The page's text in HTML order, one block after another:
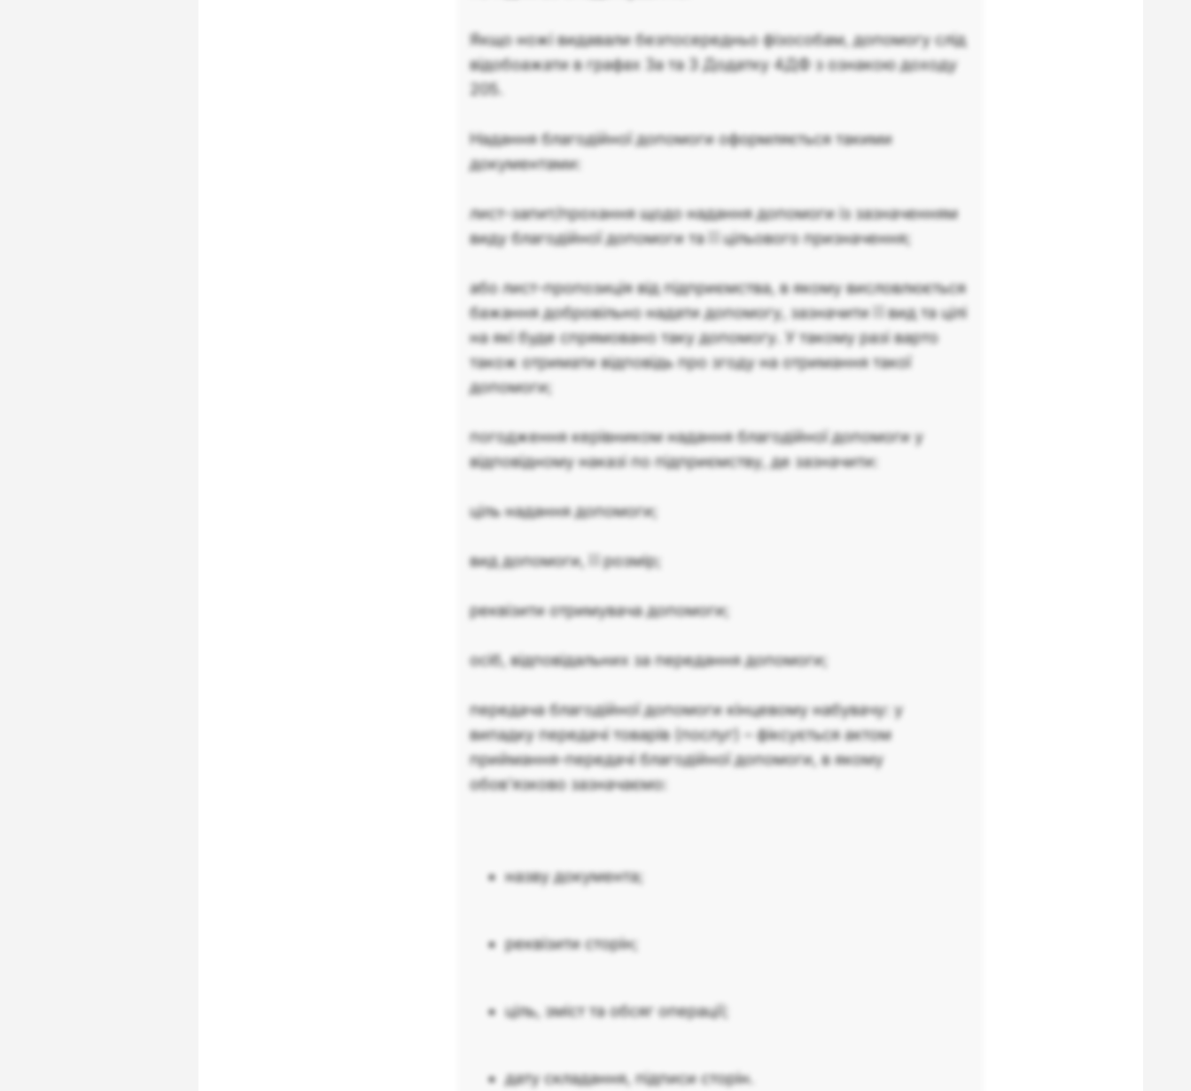
Якщо ножі видавали безпосередньо фізособам, допомогу слід
відобоажати в графах 3а та 3 Додатку 4ДФ з ознакою доходу
205.
Надання благодійної допомоги оформляється такими
документами:
лист-запит/прохання щодо надання допомоги із зазначенням
виду благодійної допомоги та її цільового призначення;
або лист-пропозиція від підприємства, в якому висловлюється
бажання добровільно надати допомогу, зазначити її вид та цілі
на які буде спрямовано таку допомогу. У такому разі варто
також отримати відповідь про згоду на отримання такої
допомоги;
погодження керівником надання благодійної допомоги у
відповідному наказі по підприємству, де зазначити:
ціль надання допомоги;
вид допомоги, її розмір;
реквізити отримувача допомоги;
осіб, відповідальних за передання допомоги;
передача благодійної допомоги кінцевому набувачу: у
випадку передачі товарів (послуг) – фіксується актом
приймання-передачі благодійної допомоги, в якому
обов’язково зазначаємо:
назву документа;
реквізити сторін;
ціль, зміст та обсяг операції;
дату складання, підписи сторін.